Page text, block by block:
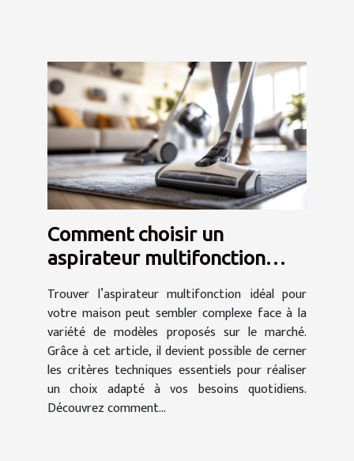
Comment choisir un
aspirateur multifonction
Trouver l’aspirateur multifonction idéal pour
votre maison peut sembler complexe face à la
variété de modèles proposés sur le marché.
Grâce à cet article, il devient possible de cerner
les critères techniques essentiels pour réaliser
un choix adapté à vos besoins quotidiens.
Découvrez comment...